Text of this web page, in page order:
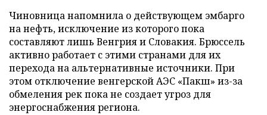
Чиновница напомнила о действующем эмбарго
на нефть, исключение из которого пока
составляют лишь Венгрия и Словакия. Брюссель
активно работает с этими странами для их
перехода на альтернативные источники. При
этом отключение венгерской АЭС «Пакш» из-за
обмеления рек пока не создает угроз для
энергоснабжения региона.